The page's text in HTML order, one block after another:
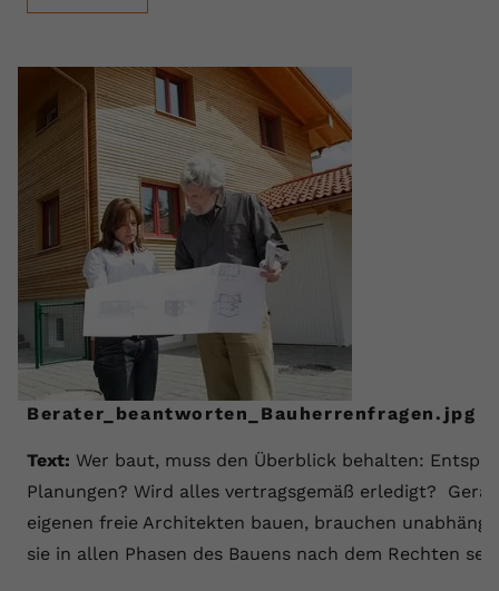
Berater_beantworten_Bauherrenfragen.jpg
Text: Wer baut, muss den Überblick behalten:
Planungen? Wird alles vertragsgemäß erledigt?
eigenen freie Architekten bauen, brauchen
sie in allen Phasen des Bauens nach dem Rechten